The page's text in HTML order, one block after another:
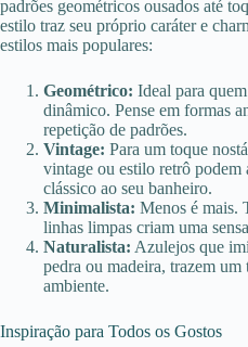
padrões geométricos ousados até
estilo traz seu próprio caráter e
estilos mais populares:
Geométrico: Ideal para
dinâmico. Pense em formas
repetição de padrões.
Vintage: Para um toque
vintage ou estilo retrô podem
clássico ao seu banheiro.
Minimalista: Menos é mais.
linhas limpas criam uma
Naturalista: Azulejos que
pedra ou madeira, trazem
ambiente.
Inspiração para Todos os Gostos